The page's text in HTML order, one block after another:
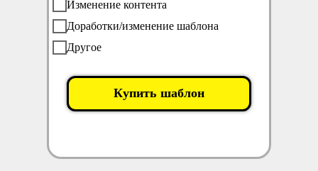
Изменение контента
Доработки/изменение шаблона
Другое
Купить шаблон